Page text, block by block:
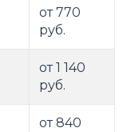
от 770
руб.
от 1 140
руб.
от 840